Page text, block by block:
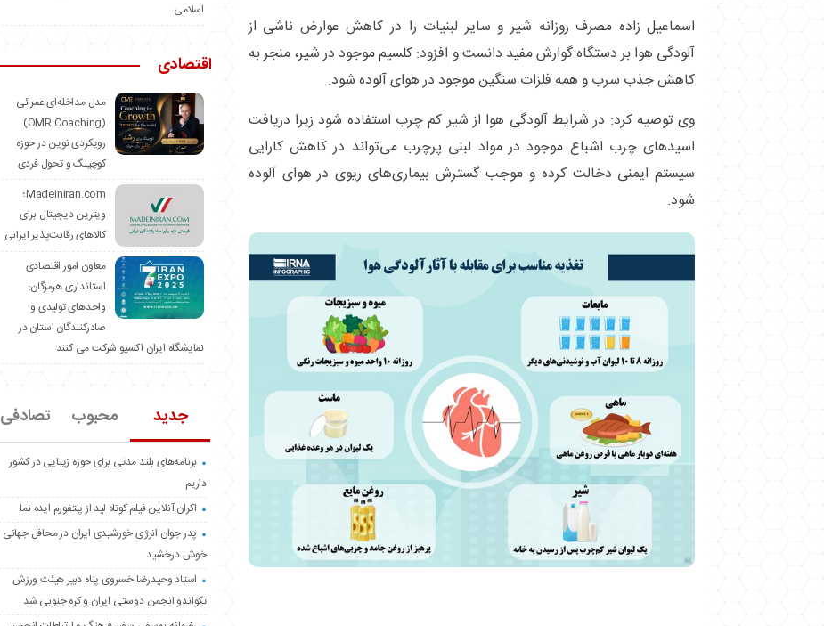
اسماعیل زاده مصرف روزانه شیر و سایر لبنیات را در کاهش عوارض ناشی از
آلودگی هوا بر دستگاه گوارش مفید دانست و افزود: کلسیم موجود در شیر، منجر به
کاهش جذب سرب و همه فلزات سنگین موجود در هوای آلوده شود.
وی توصیه کرد: در شرایط آلودگی هوا از شیر کم چرب استفاده شود زیرا دریافت
اسیدهای چرب اشباع موجود در مواد لبنی پرچرب می‌تواند در کاهش کارایی
سیستم ایمنی دخالت کرده و موجب گسترش بیماری‌های ریوی در هوای آلوده
شود.
اسلامی
اقتصادی
مدل مداخله‌ای عمرائی
(OMR Coaching)
رویکردی نوین در حوزه
کوچینگ و تحول فردی
Madeiniran.com؛
ویترین دیجیتال برای
کالاهای رقابت‌پذیر ایرانی
معاون امور اقتصادی
استانداری هرمزگان:
واحدهای تولیدی و
صادرکنندگان استان در
نمایشگاه ایران اکسپو شرکت می کنند
جدید محبوب تصادفی
برنامه‌های بلند مدتی برای حوزه زیبایی در کشور
داریم
اکران آنلاین فیلم کوتاه لید از پلتفورم ایده نما
پدر جوان انرژی خورشیدی ایران در محافل جهانی
خوش درخشید
استاد وحیدرضا خسروی پناه دبیر هیئت ورزش
تکواندو انجمن دوستی ایران و کره جنوبی شد